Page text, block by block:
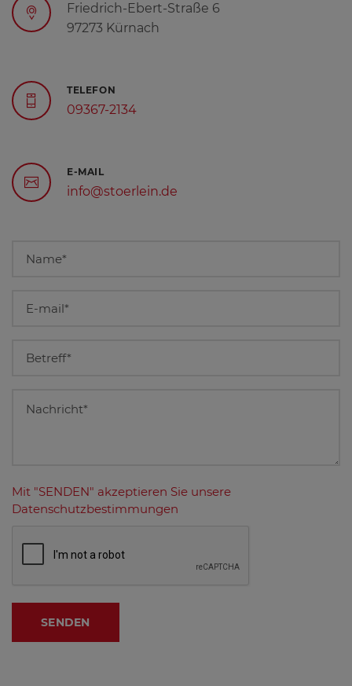
Friedrich-Ebert-Straße 6
97273 Kürnach
TELEFON
09367-2134
E-MAIL
info@stoerlein.de
Mit "SENDEN" akzeptieren Sie unsere
Datenschutzbestimmungen
SENDEN